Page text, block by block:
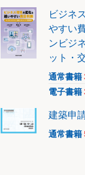
ビジネ
やすい
ンビジ
ット・
通常書籍
電子書籍
建築申
通常書籍